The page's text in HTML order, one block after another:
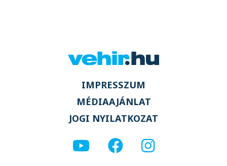
IMPRESSZUM
MÉDIAAJÁNLAT
JOGI NYILATKOZAT